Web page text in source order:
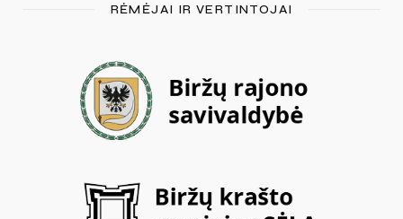
RĖMĖJAI IR VERTINTOJAI